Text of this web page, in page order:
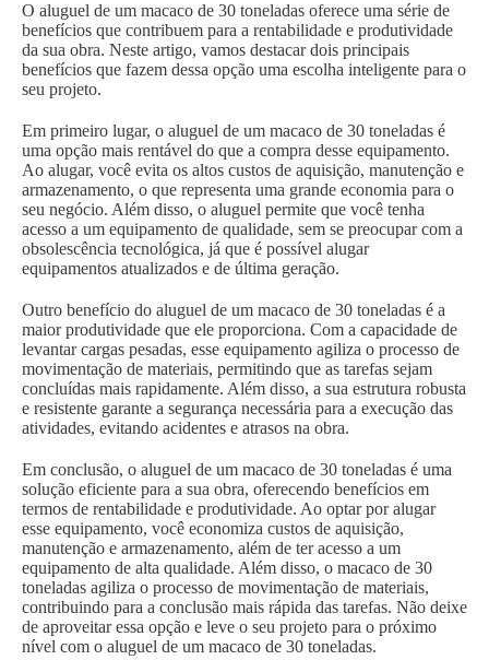
O aluguel de um macaco de 30 toneladas oferece uma série de
benefícios que contribuem para a rentabilidade e produtividade
da sua obra. Neste artigo, vamos destacar dois principais
benefícios que fazem dessa opção uma escolha inteligente para o
seu projeto.
Em primeiro lugar, o aluguel de um macaco de 30 toneladas é
uma opção mais rentável do que a compra desse equipamento.
Ao alugar, você evita os altos custos de aquisição, manutenção e
armazenamento, o que representa uma grande economia para o
seu negócio. Além disso, o aluguel permite que você tenha
acesso a um equipamento de qualidade, sem se preocupar com a
obsolescência tecnológica, já que é possível alugar
equipamentos atualizados e de última geração.
Outro benefício do aluguel de um macaco de 30 toneladas é a
maior produtividade que ele proporciona. Com a capacidade de
levantar cargas pesadas, esse equipamento agiliza o processo de
movimentação de materiais, permitindo que as tarefas sejam
concluídas mais rapidamente. Além disso, a sua estrutura robusta
e resistente garante a segurança necessária para a execução das
atividades, evitando acidentes e atrasos na obra.
Em conclusão, o aluguel de um macaco de 30 toneladas é uma
solução eficiente para a sua obra, oferecendo benefícios em
termos de rentabilidade e produtividade. Ao optar por alugar
esse equipamento, você economiza custos de aquisição,
manutenção e armazenamento, além de ter acesso a um
equipamento de alta qualidade. Além disso, o macaco de 30
toneladas agiliza o processo de movimentação de materiais,
contribuindo para a conclusão mais rápida das tarefas. Não deixe
de aproveitar essa opção e leve o seu projeto para o próximo
nível com o aluguel de um macaco de 30 toneladas.